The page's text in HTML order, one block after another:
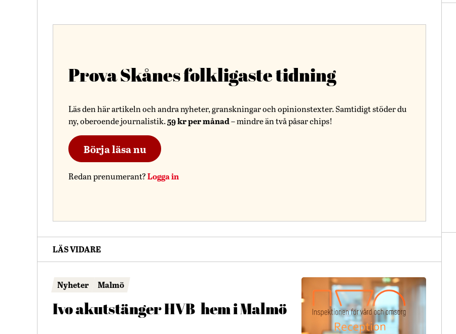
Prova Skånes folkligaste tidning
Läs den här artikeln och andra nyheter, granskningar och opinionstexter. Samtidigt stöder du
ny, oberoende journalistik.59 kr per månad– mindre än två påsar chips!
Börja läsa nu
Redan prenumerant?Logga in
LÄS VIDARE
Nyheter Malmö
Ivo akutstänger HVB-hem i Malmö